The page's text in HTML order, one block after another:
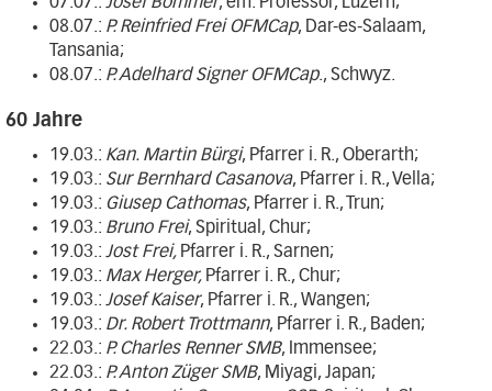
08.07.: P. Reinfried Frei OFMCap, Dar-es-Salaam,
Tansania;
08.07.: P. Adelhard Signer OFMCap., Schwyz.
60 Jahre
19.03.: Kan. Martin Bürgi, Pfarrer i. R., Oberarth;
19.03.: Sur Bernhard Casanova, Pfarrer i. R., Vella;
19.03.: Giusep Cathomas, Pfarrer i. R., Trun;
19.03.: Bruno Frei, Spiritual, Chur;
19.03.: Jost Frei, Pfarrer i. R., Sarnen;
19.03.: Max Herger, Pfarrer i. R., Chur;
19.03.: Josef Kaiser, Pfarrer i. R., Wangen;
19.03.: Dr. Robert Trottmann, Pfarrer i. R., Baden;
22.03.: P. Charles Renner SMB, Immensee;
22.03.: P. Anton Züger SMB, Miyagi, Japan;